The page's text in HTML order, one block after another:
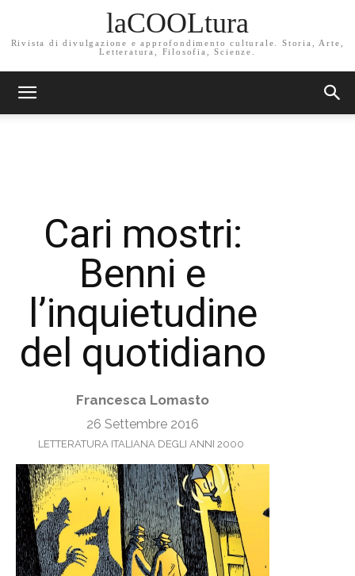
laCOOLtura
Rivista di divulgazione e approfondimento culturale. Storia, Arte,
Letteratura, Filosofia, Scienze.
Cari mostri:
Benni e
l’inquietudine
del quotidiano
Francesca Lomasto
26 Settembre 2016
LETTERATURA ITALIANA DEGLI ANNI 2000